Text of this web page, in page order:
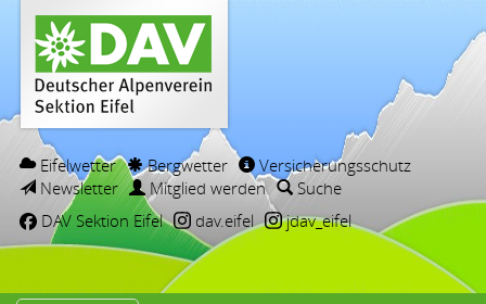
Eifelwetter Bergwetter
Versicherungsschutz
Newsletter
Mitglied werden
Suche
DAV Sektion Eifel
dav.eifel jdav_eifel